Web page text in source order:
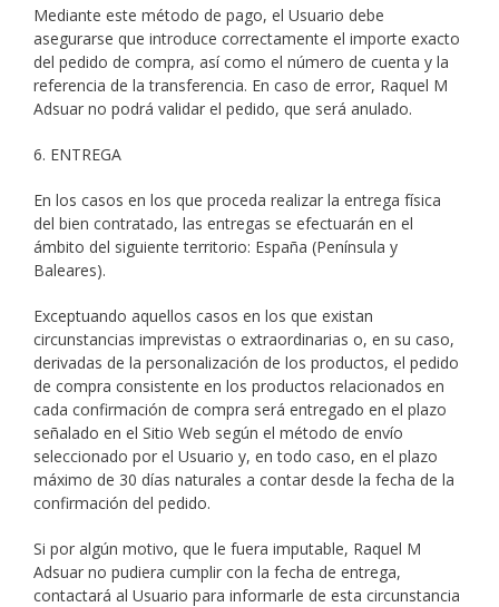
Mediante este método de pago, el Usuario debe
asegurarse que introduce correctamente el importe exacto
del pedido de compra, así como el número de cuenta y la
referencia de la transferencia. En caso de error, Raquel M
Adsuar no podrá validar el pedido, que será anulado.
6. ENTREGA
En los casos en los que proceda realizar la entrega física
del bien contratado, las entregas se efectuarán en el
ámbito del siguiente territorio: España (Península y
Baleares).
Exceptuando aquellos casos en los que existan
circunstancias imprevistas o extraordinarias o, en su caso,
derivadas de la personalización de los productos, el pedido
de compra consistente en los productos relacionados en
cada confirmación de compra será entregado en el plazo
señalado en el Sitio Web según el método de envío
seleccionado por el Usuario y, en todo caso, en el plazo
máximo de 30 días naturales a contar desde la fecha de la
confirmación del pedido.
Si por algún motivo, que le fuera imputable, Raquel M
Adsuar no pudiera cumplir con la fecha de entrega,
contactará al Usuario para informarle de esta circunstancia